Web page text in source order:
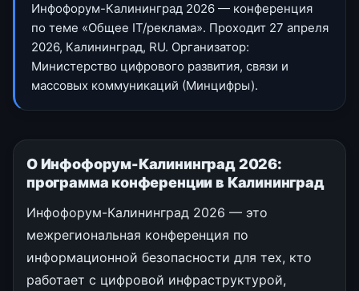
Инфофорум-Калининград 2026 — конференция
по теме «Общее IT/реклама». Проходит 27 апреля
2026, Калининград, RU. Организатор:
Министерство цифрового развития, связи и
массовых коммуникаций (Минцифры).
О Инфофорум-Калининград 2026:
программа конференции в Калининград
Инфофорум-Калининград 2026 — это
межрегиональная конференция по
информационной безопасности для тех, кто
работает с цифровой инфраструктурой,